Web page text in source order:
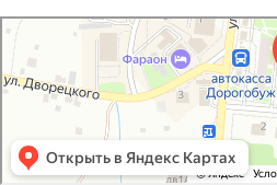
Дорогобужский дом детского творчества
Дом культуры в Дорогобуже
Дополнительное образование в Дорогобуже